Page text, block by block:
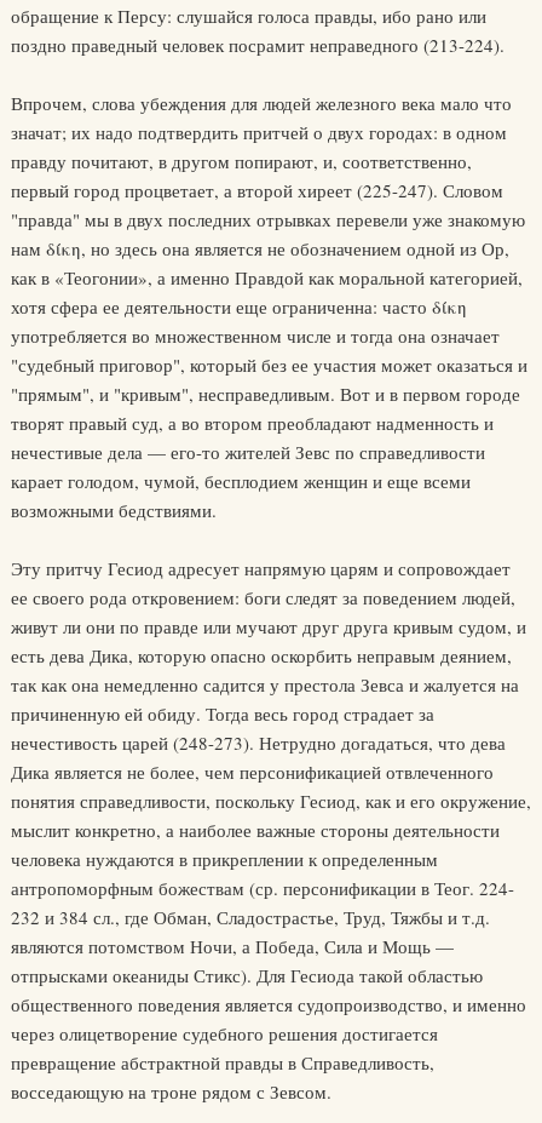
обращение к Персу: слушайся голоса правды, ибо рано или
поздно праведный человек посрамит неправедного (213-224).
Впрочем, слова убеждения для людей железного века мало что
значат; их надо подтвердить притчей о двух городах: в одном
правду почитают, в другом попирают, и, соответственно,
первый город процветает, а второй хиреет (225-247). Словом
"правда" мы в двух последних отрывках перевели уже знакомую
нам δίκη, но здесь она является не обозначением одной из Ор,
как в «Теогонии», а именно Правдой как моральной категорией,
хотя сфера ее деятельности еще ограниченна: часто δίκη
употребляется во множественном числе и тогда она означает
"судебный приговор", который без ее участия может оказаться и
"прямым", и "кривым", несправедливым. Вот и в первом городе
творят правый суд, а во втором преобладают надменность и
нечестивые дела — его-то жителей Зевс по справедливости
карает голодом, чумой, бесплодием женщин и еще всеми
возможными бедствиями.
Эту притчу Гесиод адресует напрямую царям и сопровождает
ее своего рода откровением: боги следят за поведением людей,
живут ли они по правде или мучают друг друга кривым судом, и
есть дева Дика, которую опасно оскорбить неправым деянием,
так как она немедленно садится у престола Зевса и жалуется на
причиненную ей обиду. Тогда весь город страдает за
нечестивость царей (248-273). Нетрудно догадаться, что дева
Дика является не более, чем персонификацией отвлеченного
понятия справедливости, поскольку Гесиод, как и его окружение,
мыслит конкретно, а наиболее важные стороны деятельности
человека нуждаются в прикреплении к определенным
антропоморфным божествам (ср. персонификации в Теог. 224-
232 и 384 сл., где Обман, Сладострастье, Труд, Тяжбы и т.д.
являются потомством Ночи, а Победа, Сила и Мощь —
отпрысками океаниды Стикс). Для Гесиода такой областью
общественного поведения является судопроизводство, и именно
через олицетворение судебного решения достигается
превращение абстрактной правды в Справедливость,
восседающую на троне рядом с Зевсом.